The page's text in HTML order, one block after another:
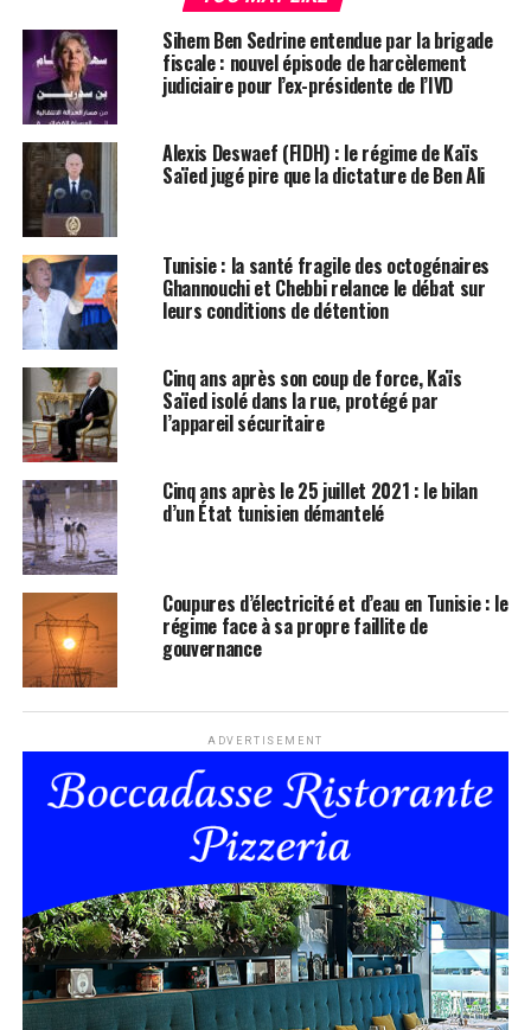
Sihem Ben Sedrine entendue par la brigade
fiscale : nouvel épisode de harcèlement
judiciaire pour l’ex-présidente de l’IVD
Alexis Deswaef (FIDH) : le régime de Kaïs
Saïed jugé pire que la dictature de Ben Ali
Tunisie : la santé fragile des octogénaires
Ghannouchi et Chebbi relance le débat sur
leurs conditions de détention
Cinq ans après son coup de force, Kaïs
Saïed isolé dans la rue, protégé par
l’appareil sécuritaire
Cinq ans après le 25 juillet 2021 : le bilan
d’un État tunisien démantelé
Coupures d’électricité et d’eau en Tunisie : le
régime face à sa propre faillite de
gouvernance
ADVERTISEMENT